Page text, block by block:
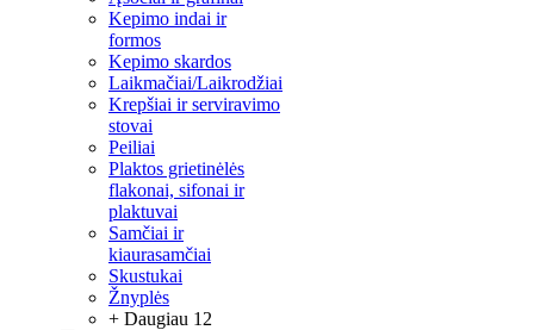
Kepimo indai ir
formos
Kepimo skardos
Laikmačiai/Laikrodžiai
Krepšiai ir serviravimo
stovai
Peiliai
Plaktos grietinėlės
flakonai, sifonai ir
plaktuvai
Samčiai ir
kiaurasamčiai
Skustukai
Žnyplės
+ Daugiau 12